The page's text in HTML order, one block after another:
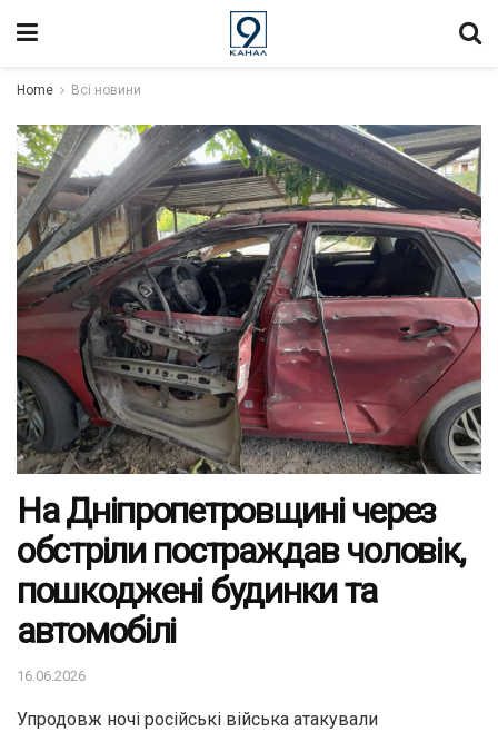
Home Всі новини
На Дніпропетровщині через
обстріли постраждав чоловік,
пошкоджені будинки та
автомобілі
16.06.2026
Упродовж ночі російські війська атакували